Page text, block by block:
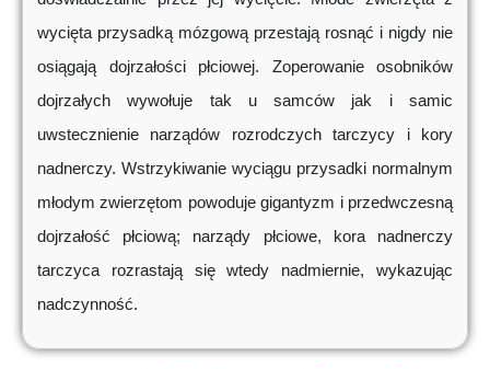
wycięta przysadką mózgową przestają rosnąć i nigdy nie
osiągają dojrzałości płciowej. Zoperowanie osobników
dojrzałych wywołuje tak u samców jak i samic
uwstecznienie narządów rozrodczych tarczycy i kory
nadnerczy. Wstrzykiwanie wyciągu przysadki normalnym
młodym zwierzętom powoduje gigantyzm i przedwczesną
dojrzałość płciową; narządy płciowe, kora nadnerczy
tarczyca rozrastają się wtedy nadmiernie, wykazując
nadczynność.